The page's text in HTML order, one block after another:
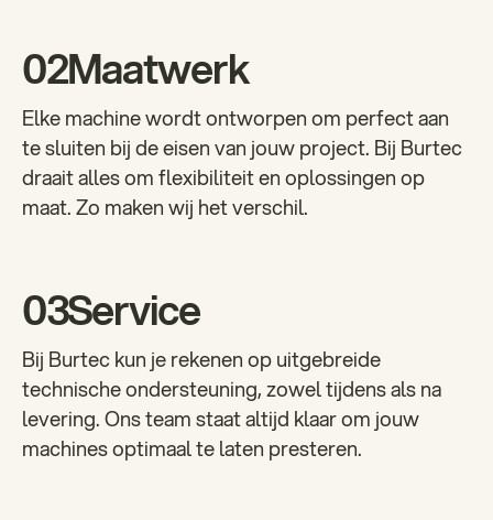
02Maatwerk
Elke machine wordt ontworpen om perfect aan
te sluiten bij de eisen van jouw project. Bij Burtec
draait alles om flexibiliteit en oplossingen op
maat. Zo maken wij het verschil.
03Service
Bij Burtec kun je rekenen op uitgebreide
technische ondersteuning, zowel tijdens als na
levering. Ons team staat altijd klaar om jouw
machines optimaal te laten presteren.